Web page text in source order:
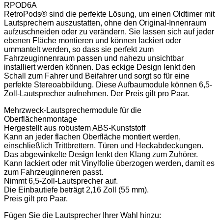
RPOD6A
RetroPods® sind die perfekte Lösung, um einen Oldtimer mit
Lautsprechern auszustatten, ohne den Original-Innenraum
aufzuschneiden oder zu verändern. Sie lassen sich auf jeder
ebenen Fläche montieren und können lackiert oder
ummantelt werden, so dass sie perfekt zum
Fahrzeuginnenraum passen und nahezu unsichtbar
installiert werden können. Das eckige Design lenkt den
Schall zum Fahrer und Beifahrer und sorgt so für eine
perfekte Stereoabbildung. Diese Aufbaumodule können 6,5-
Zoll-Lautsprecher aufnehmen. Der Preis gilt pro Paar.
Mehrzweck-Lautsprechermodule für die
Oberflächenmontage
Hergestellt aus robustem ABS-Kunststoff
Kann an jeder flachen Oberfläche montiert werden,
einschließlich Trittbrettern, Türen und Heckabdeckungen.
Das abgewinkelte Design lenkt den Klang zum Zuhörer.
Kann lackiert oder mit Vinylfolie überzogen werden, damit es
zum Fahrzeuginneren passt.
Nimmt 6,5-Zoll-Lautsprecher auf.
Die Einbautiefe beträgt 2,16 Zoll (55 mm).
Preis gilt pro Paar.
Fügen Sie die Lautsprecher Ihrer Wahl hinzu: